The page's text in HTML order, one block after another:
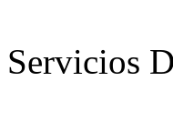
Servicios